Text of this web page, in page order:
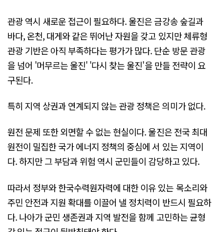
관광 역시 새로운 접근이 필요하다. 울진은 금강송 숲길과
바다, 온천, 대게와 같은 뛰어난 자원을 갖고 있지만 체류형
관광 기반은 아직 부족하다는 평가가 많다. 단순 방문 관광
을 넘어 '머무르는 울진' '다시 찾는 울진'을 만들 전략이 요
구된다.
특히 지역 상권과 연계되지 않는 관광 정책은 의미가 없다.
원전 문제 또한 외면할 수 없는 현실이다. 울진은 전국 최대
원전이 밀집한 국가 에너지 정책의 중심에 서 있는 지역이
다. 하지만 그 부담과 위험 역시 군민들이 감당하고 있다.
따라서 정부와 한국수력원자력에 대한 이유 있는 목소리와
주민 안전과 지원 확대를 이끌어 낼 정치력이 반드시 필요하
다. 나아가 군민 생존권과 지역 발전을 함께 고민하는 균형